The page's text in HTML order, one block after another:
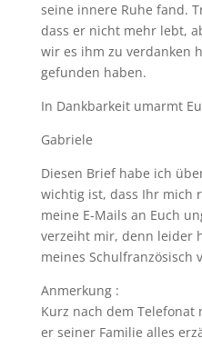
seine innere Ruhe fand.
dass er nicht mehr lebt,
wir es ihm zu verdanken
gefunden haben.
In Dankbarkeit umarmt
Gabriele
Diesen Brief habe ich
wichtig ist, dass Ihr mich
meine E-Mails an Euch
verzeiht mir, denn leider
meines Schulfranzösisch
Anmerkung :
Kurz nach dem Telefonat
er seiner Familie alles